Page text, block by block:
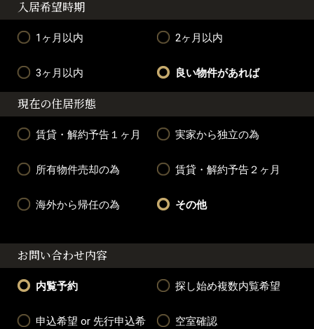
入居希望時期
1ヶ月以内 2ヶ月以内
3ヶ月以内 良い物件があれば
現在の住居形態
賃貸・解約予告１ヶ月 実家から独立の為
所有物件売却の為 賃貸・解約予告２ヶ月
海外から帰任の為 その他
お問い合わせ内容
内覧予約 探し始め複数内覧希望
申込希望 or 先行申込希
空室確認